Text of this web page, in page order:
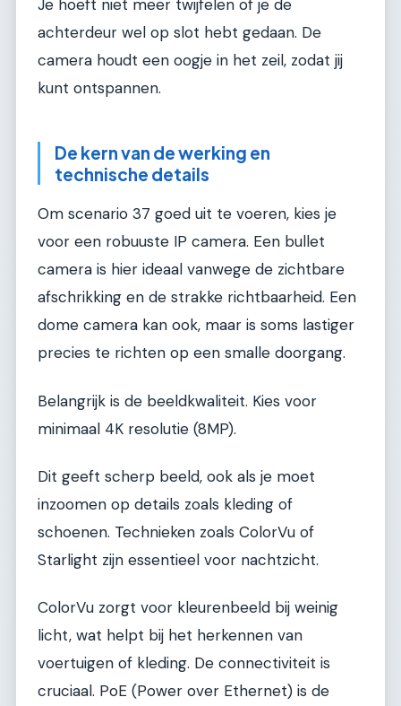
Je hoeft niet meer twijfelen of je de
achterdeur wel op slot hebt gedaan. De
camera houdt een oogje in het zeil, zodat jij
kunt ontspannen.
De kern van de werking en
technische details
Om scenario 37 goed uit te voeren, kies je
voor een robuuste IP camera. Een bullet
camera is hier ideaal vanwege de zichtbare
afschrikking en de strakke richtbaarheid. Een
dome camera kan ook, maar is soms lastiger
precies te richten op een smalle doorgang.
Belangrijk is de beeldkwaliteit. Kies voor
minimaal 4K resolutie (8MP).
Dit geeft scherp beeld, ook als je moet
inzoomen op details zoals kleding of
schoenen. Technieken zoals ColorVu of
Starlight zijn essentieel voor nachtzicht.
ColorVu zorgt voor kleurenbeeld bij weinig
licht, wat helpt bij het herkennen van
voertuigen of kleding. De connectiviteit is
cruciaal. PoE (Power over Ethernet) is de